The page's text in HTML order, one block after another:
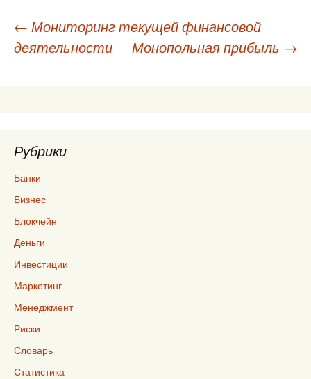
Навигация
по
← Мониторинг текущей финансовой
деятельности
Монопольная прибыль →
Рубрики
Банки
Бизнес
Блокчейн
Деньги
Инвестиции
Маркетинг
Менеджмент
Риски
Словарь
Статистика